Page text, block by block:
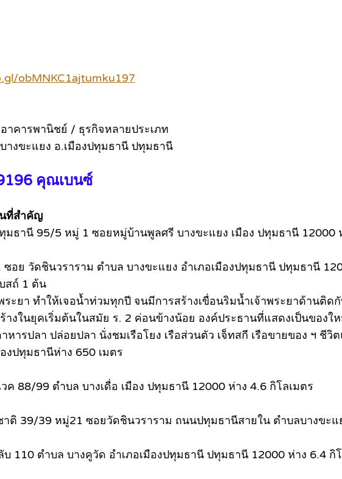
obMNKC1ajtumku197
าคารพานิชย์ / ธุรกิจหลายประเภท
งขะแยง อ.เมืองปทุมธานี ปทุมธานี
คุณเบนซ์
ที่สำคัญ
ธานี 95/5 หมู่ 1 ซอยหมู่บ้านพูลศรี บางขะแยง เมือง ปทุมธานี 12000
อย วัดชินวราราม ตำบล บางขะแยง อำเภอเมืองปทุมธานี ปทุมธานี
สถ์ 1 ต้น
ระยา ทำให้เจอน้ำท่วมทุกปี จนมีการสร้างเขื่อนริมน้ำเจ้าพระยาด้านติ
างในยุคเริ่มต้นในสมัย ร. 2 ค่อนข้างน้อย องค์ประธานที่แสดงเป็นของใ
ารปลา ปล่อยปลา นั่งชมเรือโยง เรือส่วนตัว เจ็ทสกี เรือขายของ ฯ ชีวิ
งปทุมธานีห่าง 650 เมตร
ค 88/99 ตำบล บางเดื่อ เมือง ปทุมธานี 12000 ห่าง 4.6 กิโลเมตร
าติ 39/39 หมู่21 ซอยวัดชินวราราม ถนนปทุมธานีสายใน ตำบลบางขะแ
110 ตำบล บางคูวัด อำเภอเมืองปทุมธานี ปทุมธานี 12000 ห่าง 6.4 กิ